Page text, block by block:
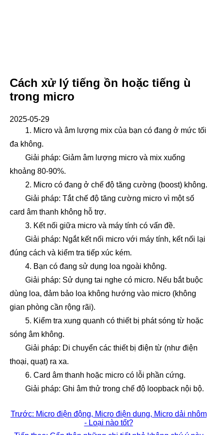
Cách xử lý tiếng ồn hoặc tiếng ù
trong micro
2025-05-29
1. Micro và âm lượng mix của bạn có đang ở mức tối
đa không.
Giải pháp: Giảm âm lượng micro và mix xuống
khoảng 80-90%.
2. Micro có đang ở chế độ tăng cường (boost) không.
Giải pháp: Tắt chế độ tăng cường micro vì một số
card âm thanh không hỗ trợ.
3. Kết nối giữa micro và máy tính có vấn đề.
Giải pháp: Ngắt kết nối micro với máy tính, kết nối lại
đúng cách và kiểm tra tiếp xúc kém.
4. Bạn có đang sử dụng loa ngoài không.
Giải pháp: Sử dụng tai nghe có micro. Nếu bắt buộc
dùng loa, đảm bảo loa không hướng vào micro (không
gian phòng cần rộng rãi).
5. Kiểm tra xung quanh có thiết bị phát sóng từ hoặc
sóng âm không.
Giải pháp: Di chuyển các thiết bị điện từ (như điện
thoại, quạt) ra xa.
6. Card âm thanh hoặc micro có lỗi phần cứng.
Giải pháp: Ghi âm thử trong chế độ loopback nội bộ.
Trước: Micro điện động, Micro điện dung, Micro dải nhôm
- Loại nào tốt?